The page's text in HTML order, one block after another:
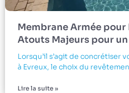
Membrane Armée pour
Atouts Majeurs pour
Lorsqu’il s’agit de concrétiser
à Evreux, le choix du
Lire la suite »